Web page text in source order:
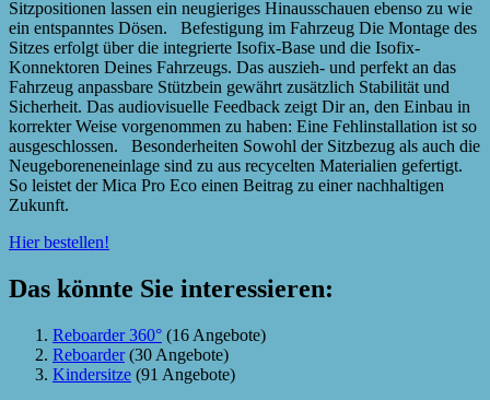
Sitzpositionen lassen ein neugieriges Hinausschauen ebenso zu wie
ein entspanntes Dösen. Befestigung im Fahrzeug Die Montage des
Sitzes erfolgt über die integrierte Isofix-Base und die Isofix-
Konnektoren Deines Fahrzeugs. Das auszieh- und perfekt an das
Fahrzeug anpassbare Stützbein gewährt zusätzlich Stabilität und
Sicherheit. Das audiovisuelle Feedback zeigt Dir an, den Einbau in
korrekter Weise vorgenommen zu haben: Eine Fehlinstallation ist so
ausgeschlossen. Besonderheiten Sowohl der Sitzbezug als auch die
Neugeboreneneinlage sind zu aus recycelten Materialien gefertigt.
So leistet der Mica Pro Eco einen Beitrag zu einer nachhaltigen
Zukunft.
Hier bestellen!
Das könnte Sie interessieren:
Reboarder 360° (16 Angebote)
Reboarder(30 Angebote)
Kindersitze (91 Angebote)